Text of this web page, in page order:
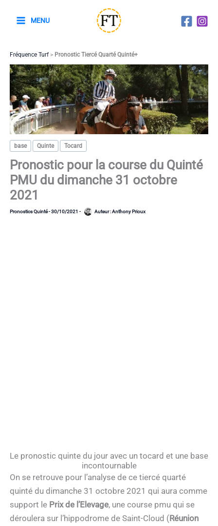
MENU
Fréquence Turf> Pronostic Tiercé Quarté Quinté+
base Quinte Tocard
Pronostic pour la course du Quinté
PMU du dimanche 31 octobre
2021
Pronostics Quinté-30/10/2021 - Auteur :Anthony Prioux
Le pronostic quinte du jour avec un tocard et une base
incontournable
On se retrouve pour l’analyse de ce tiercé quarté
quinté du dimanche 31 octobre 2021 qui aura comme
support le Prix de l’Elevage, une course pmu qui se
déroulera sur l’hippodrome de Saint-Cloud (Réunion